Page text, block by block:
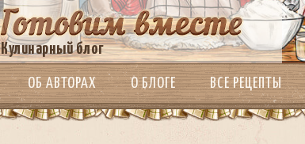
Кулинарный блог
ОБ АВТОРАХ О БЛОГЕ ВСЕ РЕЦЕПТЫ